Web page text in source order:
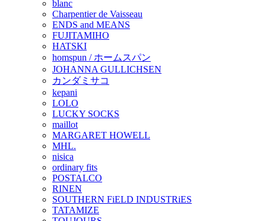
blanc
Charpentier de Vaisseau
ENDS and MEANS
FUJITAMIHO
HATSKI
homspun / ホームスパン
JOHANNA GULLICHSEN
カンダミサコ
kepani
LOLO
LUCKY SOCKS
maillot
MARGARET HOWELL
MHL.
nisica
ordinary fits
POSTALCO
RINEN
SOUTHERN FiELD INDUSTRiES
TATAMIZE